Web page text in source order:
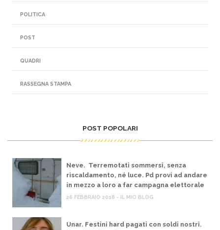
POLITICA
POST
QUADRI
RASSEGNA STAMPA
POST POPOLARI
Neve. Terremotati sommersi, senza
riscaldamento, né luce. Pd provi ad andare
in mezzo a loro a far campagna elettorale
26 FEBBRAIO 2018 - IL MIO BLOG
Unar. Festini hard pagati con soldi nostri.